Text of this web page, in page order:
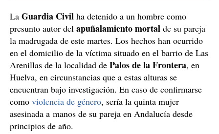
La Guardia Civil ha detenido a un hombre como
presunto autor del apuñalamiento mortal de su pareja
la madrugada de este martes. Los hechos han ocurrido
en el domicilio de la víctima situado en el barrio de Las
Arenillas de la localidad de Palos de la Frontera, en
Huelva, en circunstancias que a estas alturas se
encuentran bajo investigación. En caso de confirmarse
como violencia de género, sería la quinta mujer
asesinada a manos de su pareja en Andalucía desde
principios de año.